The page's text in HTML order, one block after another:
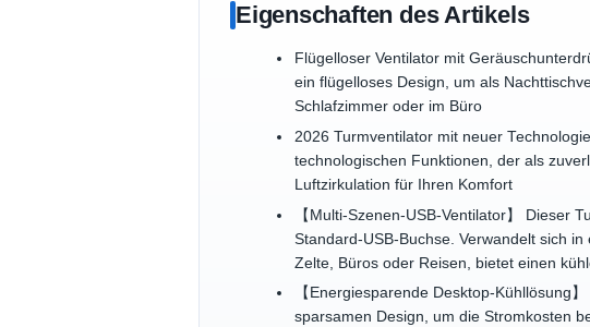
Eigenschaften des Artikels
Flügelloser Ventilator mit
ein flügelloses Design, um als
Schlafzimmer oder im Büro
2026 Turmventilator mit neuer
technologischen Funktionen, der als
Luftzirkulation für Ihren Komfort
【Multi-Szenen-USB-Ventilator】 Dieser
Standard-USB-Buchse. Verwandelt sich
Zelte, Büros oder Reisen, bietet einen
【Energiesparende Desktop-Kühllösung
sparsamen Design, um die Stromkosten